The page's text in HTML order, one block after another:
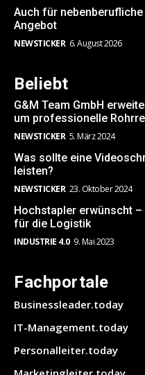
Auch für
Angebot
NEWSTICKER 6. August 2026
Beliebt
G&M Team GmbH
um professionelle
NEWSTICKER 5. März 2024
Was sollte eine
leisten?
NEWSTICKER 23. Oktober 2024
Hochstapler erwünscht
für die Logistik
INDUSTRIE 4.0 9. Mai 2023
Fachportale
Businessleader.today
IT-Management.today
Personalleiter.today